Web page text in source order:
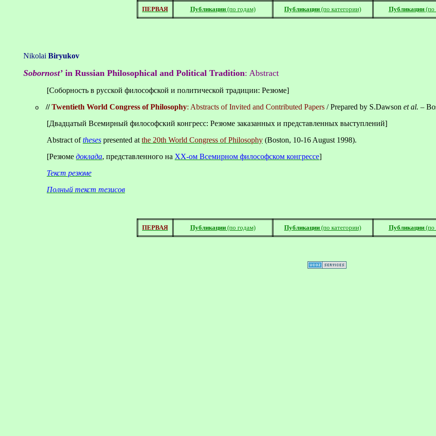
ПЕРВАЯ Публикации(по годам) Публикации (по категории) Публикации(по
Nikolai Biryukov
Sobornost’ in Russian Philosophical and Political Tradition: Abstract
[Соборность в русской философской и политической традиции: Резюме]
o // Twentieth World Congress of Philosophy: Abstracts of Invited and Contributed Papers / Prepared by S.Dawson et al. –
[Двадцатый Всемирный философский конгресс: Резюме заказанных и представленных выступлений]
Abstract oftheses presented at the 20th World Congress of Philosophy (Boston, 10-16 August 1998).
[Резюме доклада, представленного на XX-ом Всемирном философском конгреccе]
Текст резюме
Полный текст тезисов
ПЕРВАЯ Публикации(по годам) Публикации (по категории) Публикации(по